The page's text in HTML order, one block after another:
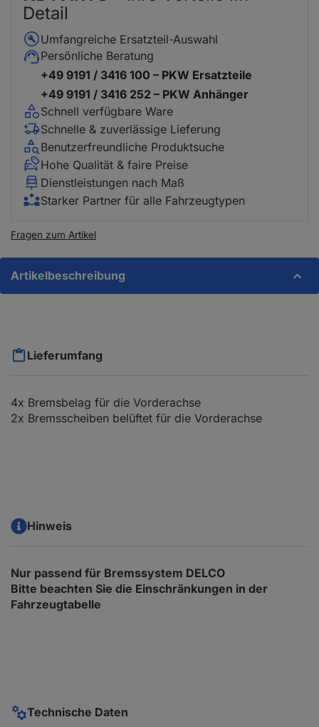
Detail
Umfangreiche Ersatzteil-Auswahl
Persönliche Beratung
+49 9191 / 3416 100 – PKW Ersatzteile
+49 9191 / 3416 252 – PKW Anhänger
Schnell verfügbare Ware
Schnelle & zuverlässige Lieferung
Benutzerfreundliche Produktsuche
Hohe Qualität & faire Preise
Dienstleistungen nach Maß
Starker Partner für alle Fahrzeugtypen
Fragen zum Artikel
Artikelbeschreibung
Lieferumfang
4x Bremsbelag für die Vorderachse
2x Bremsscheiben belüftet für die Vorderachse
Hinweis
Nur passend für Bremssystem DELCO
Bitte beachten Sie die Einschränkungen in der
Fahrzeugtabelle
Technische Daten